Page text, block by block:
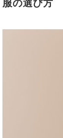
服の選び方